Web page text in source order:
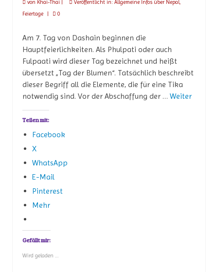
von Khai-Thai | Veröffentlicht in: Allgemeine Infos über Nepal,
Feiertage
| 0
Am 7. Tag von Dashain beginnen die
Hauptfeierlichkeiten. Als Phulpati oder auch
Fulpaati wird dieser Tag bezeichnet und heißt
übersetzt „Tag der Blumen“. Tatsächlich beschreibt
dieser Begriff all die Elemente, die für eine Tika
notwendig sind. Vor der Abschaffung der … Weiter
Teilen mit:
Facebook
X
WhatsApp
E-Mail
Pinterest
Mehr
Gefällt mir:
Wird geladen …